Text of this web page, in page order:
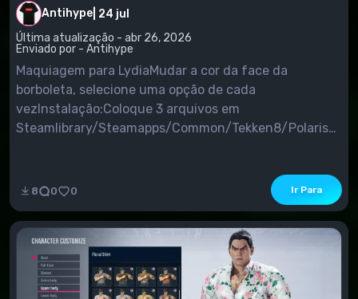
Antihype 24 jul
Última atualização - abr 26, 2026
Enviado por - Antihype
Maquiagem para LydiaMudar a cor da face da
borboleta, selecione uma opção de cada
vezInstalação:Coloque 3 arquivos em
Steamlibrary/Steamapps/Common/Tekken8/Polaris/
8 0 0 Ir Para